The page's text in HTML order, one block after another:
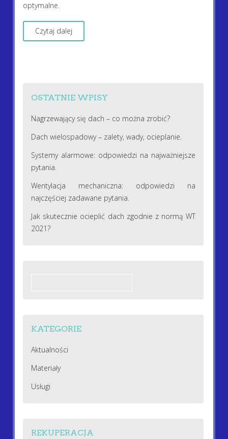
optymalne.
Czytaj dalej
OSTATNIE WPISY
Nagrzewający się dach – co można zrobić?
Dach wielospadowy – zalety, wady, ocieplanie.
Systemy alarmowe: odpowiedzi na najważniejsze
pytania.
Wentylacja mechaniczna: odpowiedzi na
najczęściej zadawane pytania.
Jak skutecznie ocieplić dach zgodnie z normą WT
2021?
KATEGORIE
Aktualności
Materiały
Usługi
REKUPERACJA